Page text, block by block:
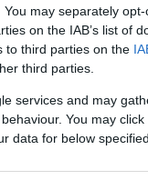
may separately
on the IAB’s list of
to third parties on the
third parties.
services and may
You may
data for below
πωλείται